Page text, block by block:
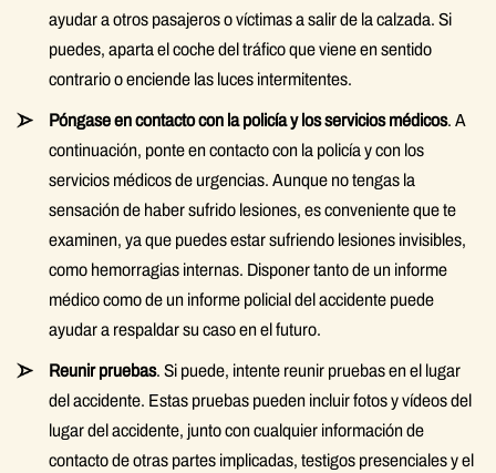
ayudar a otros pasajeros o víctimas a salir de la calzada. Si
puedes, aparta el coche del tráfico que viene en sentido
contrario o enciende las luces intermitentes.
Póngase en contacto con la policía y los servicios médicos. A
continuación, ponte en contacto con la policía y con los
servicios médicos de urgencias. Aunque no tengas la
sensación de haber sufrido lesiones, es conveniente que te
examinen, ya que puedes estar sufriendo lesiones invisibles,
como hemorragias internas. Disponer tanto de un informe
médico como de un informe policial del accidente puede
ayudar a respaldar su caso en el futuro.
Reunir pruebas. Si puede, intente reunir pruebas en el lugar
del accidente. Estas pruebas pueden incluir fotos y vídeos del
lugar del accidente, junto con cualquier información de
contacto de otras partes implicadas, testigos presenciales y el